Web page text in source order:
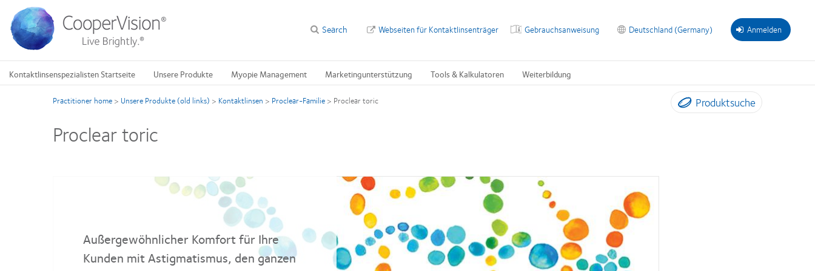
zum
Inhalt
Anmelden
Deutschland (Germany)
Gebrauchsanweisung
Webseiten für Kontaktlinsenträger
Search
Kontaktlinsenspezialisten Startseite Unsere Produkte Myopie Management Marketingunterstützung Tools & Kalkulatoren Weiterbildung
Produktsuche
Practitioner home > Unsere Produkte (old links) > Kontaktlinsen > Proclear-Familie > Proclear toric
Proclear toric
Außergewöhnlicher Komfort für Ihre
Kunden mit Astigmatismus, den ganzen